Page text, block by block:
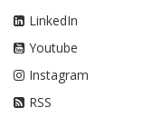
LinkedIn
Youtube
Instagram
RSS